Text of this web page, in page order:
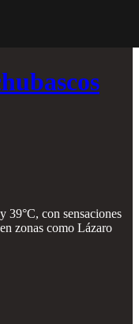
39°C, con sensaciones
zonas como Lázaro